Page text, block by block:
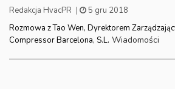
Redakcja HvacPR |
5 gru 2018
Rozmowa z Tao Wen, Dyrektorem
Compressor Barcelona, S.L. Wiadomości